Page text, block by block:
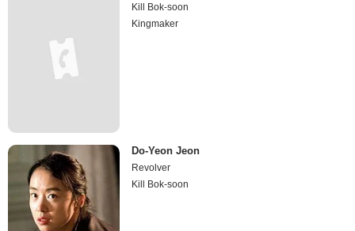
Kill Bok-soon
Kingmaker
Do-Yeon Jeon
Revolver
Kill Bok-soon